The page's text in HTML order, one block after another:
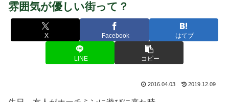
雰囲気が優しい街って？
X Facebook はてブ
LINE コピー
2016.04.03 2019.12.09